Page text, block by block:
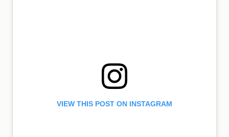
VIEW THIS POST ON INSTAGRAM